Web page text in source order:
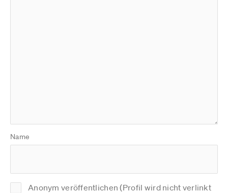
Name
Anonym veröffentlichen (Profil wird nicht verlinkt